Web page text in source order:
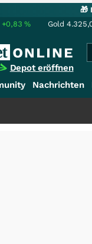
🎁
+0,83% Gold
Depot eröffnen
Nachrichten